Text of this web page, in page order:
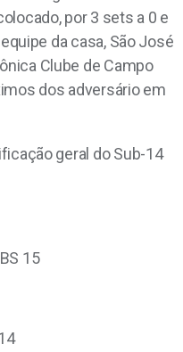
por 3 sets a 0 e
da casa, São José
Clube de Campo
dos adversário em
geral do Sub-14
15